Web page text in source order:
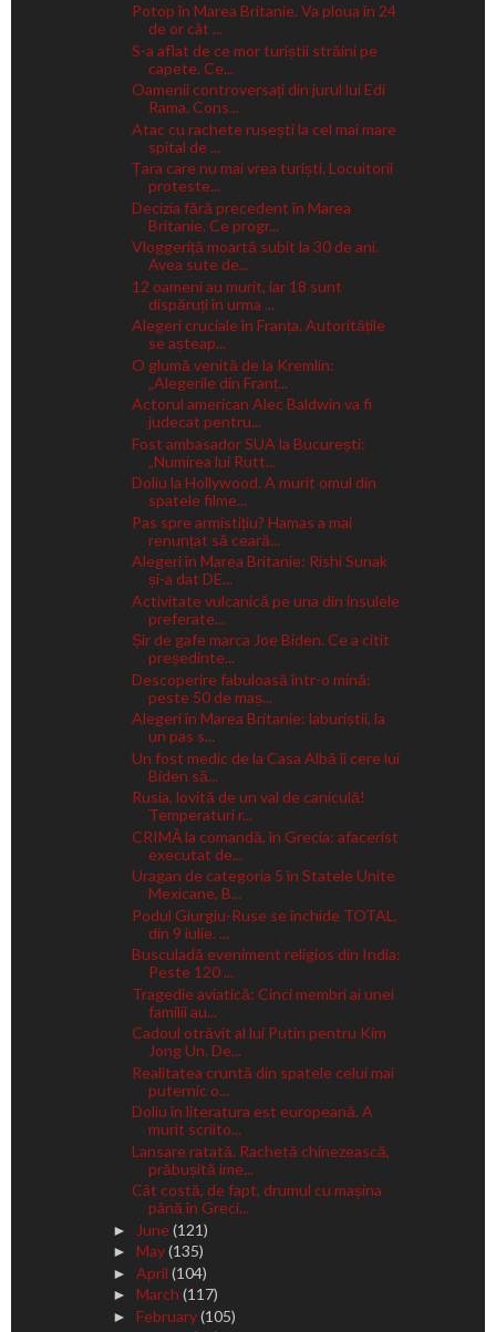
Potop în Marea Britanie. Va ploua în 24
de or cât ...
S-a aflat de ce mor turiștii străini pe
capete. Ce...
Oamenii controversați din jurul lui Edi
Rama. Cons...
Atac cu rachete rusești la cel mai mare
spital de ...
Țara care nu mai vrea turiști. Locuitorii
proteste...
Decizia fără precedent în Marea
Britanie. Ce progr...
Vloggeriță moartă subit la 30 de ani.
Avea sute de...
12 oameni au murit, iar 18 sunt
dispăruți în urma ...
Alegeri cruciale în Franța. Autoritățile
se așteap...
O glumă venită de la Kremlin:
„Alegerile din Franț...
Actorul american Alec Baldwin va fi
judecat pentru...
Fost ambasador SUA la București:
„Numirea lui Rutt...
Doliu la Hollywood. A murit omul din
spatele filme...
Pas spre armistițiu? Hamas a mai
renunțat să ceară...
Alegeri în Marea Britanie: Rishi Sunak
și-a dat DE...
Activitate vulcanică pe una din insulele
preferate...
Șir de gafe marca Joe Biden. Ce a citit
președinte...
Descoperire fabuloasă într-o mină:
peste 50 de maș...
Alegeri în Marea Britanie: laburiștii, la
un pas s...
Un fost medic de la Casa Albă îi cere lui
Biden să...
Rusia, lovită de un val de caniculă!
Temperaturi r...
CRIMĂ la comandă, în Grecia: afacerist
executat de...
Uragan de categoria 5 în Statele Unite
Mexicane, B...
Podul Giurgiu-Ruse se închide TOTAL,
din 9 iulie. ...
Busculadă eveniment religios din India:
Peste 120 ...
Tragedie aviatică: Cinci membri ai unei
familii au...
Cadoul otrăvit al lui Putin pentru Kim
Jong Un. De...
Realitatea cruntă din spatele celui mai
puternic o...
Doliu în literatura est europeană. A
murit scriito...
Lansare ratată. Rachetă chinezească,
prăbușită ime...
Cât costă, de fapt, drumul cu mașina
până în Greci...
► June(121)
► May(135)
► April (104)
► March (117)
► February(105)